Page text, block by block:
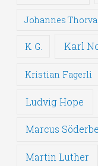
Johannes
K. G. Karl
Kristian Fagerli
Ludvig Hope
Marcus
Martin Luther